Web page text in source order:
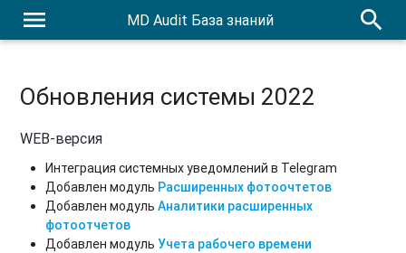
menu MD Audit База знаний search
Обновления системы 2022
WEB-версия
Интеграция системных уведомлений в Telegram
Добавлен модуль Расширенных фотоочтетов
Добавлен модульАналитики расширенных
фотоотчетов
Добавлен модульУчета рабочего времени